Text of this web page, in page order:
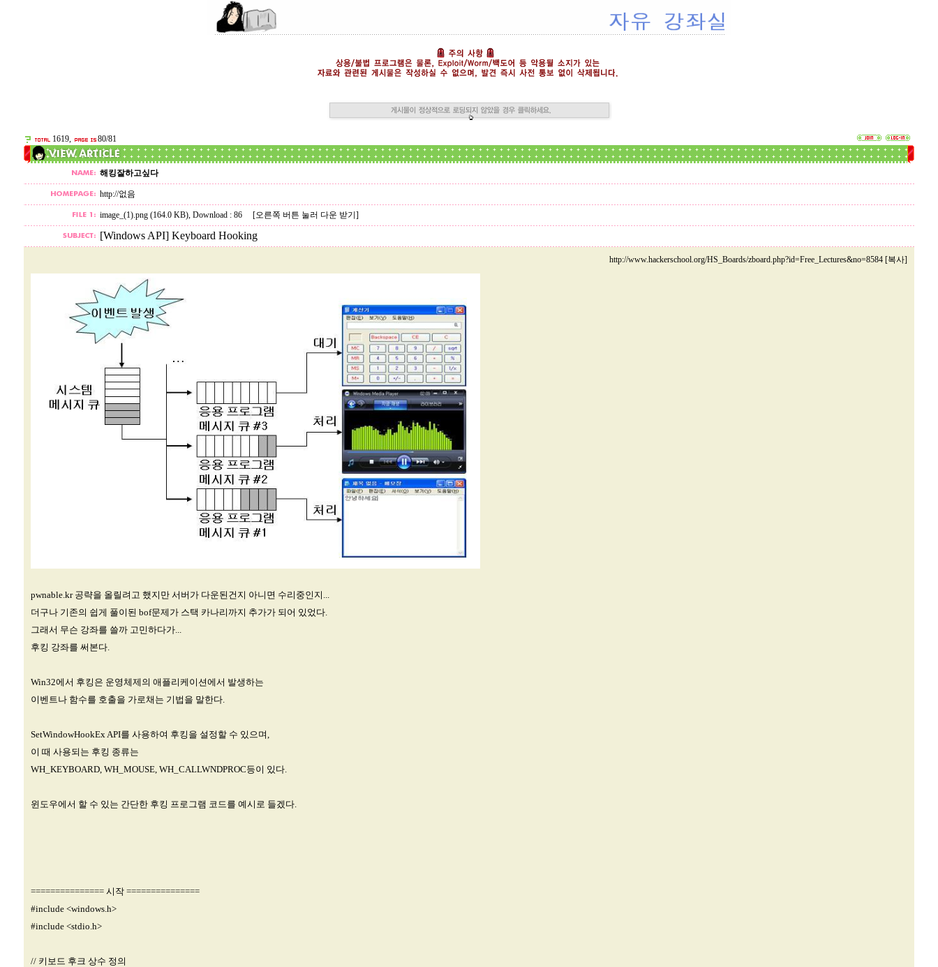
1619, 80/81
해킹잘하고싶다
http://없음
image_(1).png (164.0 KB), Download : 86 [오른쪽 버튼 눌러 다운 받기]
[Windows API] Keyboard Hooking
http://www.hackerschool.org/HS_Boards/zboard.php?id=Free_Lectures&no=8584 [복사]
pwnable.kr 공략을 올릴려고 했지만 서버가 다운된건지 아니면 수리중인지...
더구나 기존의 쉽게 풀이된 bof문제가 스택 카나리까지 추가가 되어 있었다.
그래서 무슨 강좌를 쓸까 고민하다가...
후킹 강좌를 써본다.
Win32에서 후킹은 운영체제의 애플리케이션에서 발생하는
이벤트나 함수를 호출을 가로채는 기법을 말한다.
SetWindowHookEx API를 사용하여 후킹을 설정할 수 있으며,
이 때 사용되는 후킹 종류는
WH_KEYBOARD, WH_MOUSE, WH_CALLWNDPROC등이 있다.
윈도우에서 할 수 있는 간단한 후킹 프로그램 코드를 예시로 들겠다.
=============== 시작 ===============
#include <windows.h>
#include <stdio.h>
// 키보드 후크 상수 정의